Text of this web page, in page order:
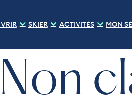
SKIER ACTIVITÉS MON
Non